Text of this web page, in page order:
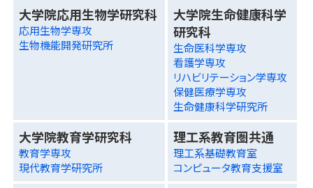
大学院応用生物学研究科
応用生物学専攻
生物機能開発研究所
大学院生命健康科学
研究科
生命医科学専攻
看護学専攻
リハビリテーション学専攻
保健医療学専攻
生命健康科学研究所
大学院教育学研究科
教育学専攻
現代教育学研究所
理工系教育圏共通
理工系基礎教育室
コンピュータ教育支援室